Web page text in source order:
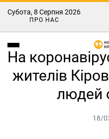
Субота, 8 Серпня 2026
ПРО НАС
На
жителів
людей
18/